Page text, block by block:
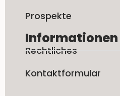
Prospekte
Informationen
Rechtliches
Kontaktformular